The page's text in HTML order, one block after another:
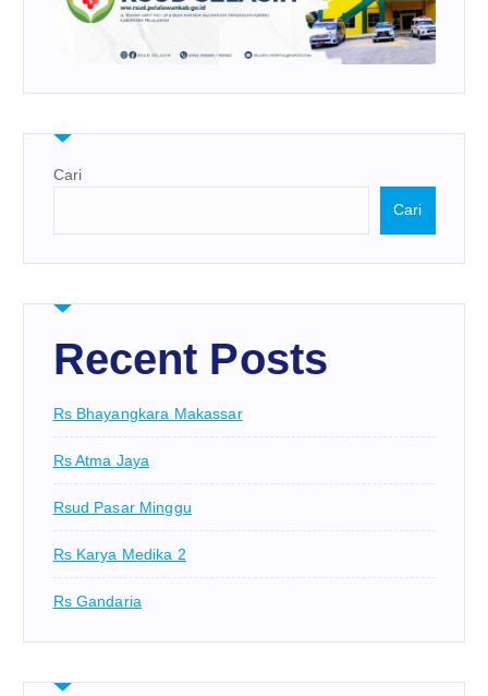
Cari
Cari
Recent Posts
Rs Bhayangkara Makassar
Rs Atma Jaya
Rsud Pasar Minggu
Rs Karya Medika 2
Rs Gandaria